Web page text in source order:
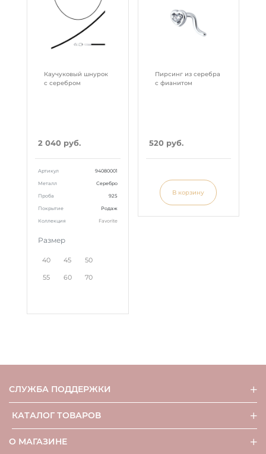
Каучуковый шнурок
с серебром
2 040 руб.
Артикул 94080001
Металл Серебро
Проба 925
Покрытие Родаж
Коллекция Favorite
Размер
40 45 50
55 60 70
Пирсинг из серебра
с фианитом
520 руб.
В корзину
СЛУЖБА ПОДДЕРЖКИ
КАТАЛОГ ТОВАРОВ
О МАГАЗИНЕ